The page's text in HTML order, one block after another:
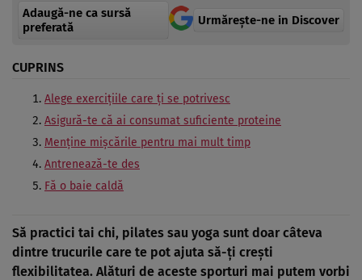
Adaugă-ne ca sursă
preferată
Urmărește-ne in Discover
CUPRINS
Alege exerciţiile care ţi se potrivesc
Asigură-te că ai consumat suficiente proteine
Menţine mişcările pentru mai mult timp
Antrenează-te des
Fă o baie caldă
Să practici tai chi, pilates sau yoga sunt doar câteva
dintre trucurile care te pot ajuta să-ţi creşti
flexibilitatea. Alături de aceste sporturi mai putem vorbi